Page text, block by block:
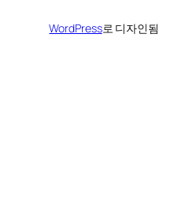
WordPress로 디자인됨